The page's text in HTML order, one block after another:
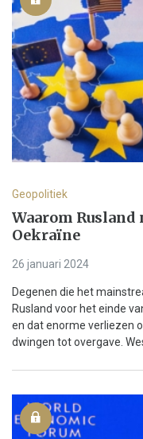
Geopolitiek
Waarom
Oekraïne
26 januari 2024
Degenen die het
Rusland voor het einde
en dat enorme verliezen
dwingen tot overgave.